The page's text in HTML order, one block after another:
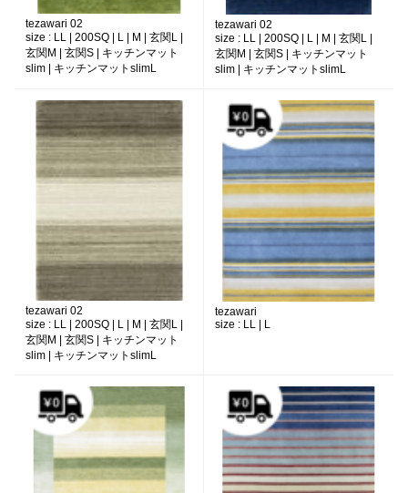
tezawari 02
size : LL | 200SQ | L | M | 玄関L |
玄関M | 玄関S | キッチンマット
slim | キッチンマットslimL
tezawari 02
size : LL | 200SQ | L | M | 玄関L |
玄関M | 玄関S | キッチンマット
slim | キッチンマットslimL
tezawari 02
size : LL | 200SQ | L | M | 玄関L |
玄関M | 玄関S | キッチンマット
slim | キッチンマットslimL
tezawari
size : LL | L